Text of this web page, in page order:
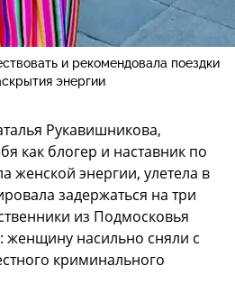
и рекомендовала поездки
энергии
Рукавишникова,
как блогер и наставник по
женской энергии, улетела в
задержаться на три
из Подмосковья
женщину насильно сняли с
криминального